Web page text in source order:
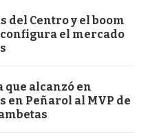
del Centro y el boom
el mercado
que alcanzó en
en Peñarol al MVP de